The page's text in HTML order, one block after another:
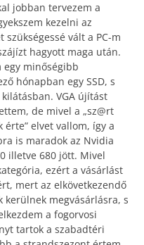
jobban tervezem a
kezelni az
vált a PC-m
hagyott maga után.
minőségibb
hónapban egy SSD, s
VGA újítást
de mivel a „sz@rt
érte” elvet vallom, így a
is maradok az Nvidia
illetve 680 jött. Mivel
ezért a vásárlást
mert az elkövetkezendő
megvásárlásra, s
a fogorvosi
tartok a szabadtéri